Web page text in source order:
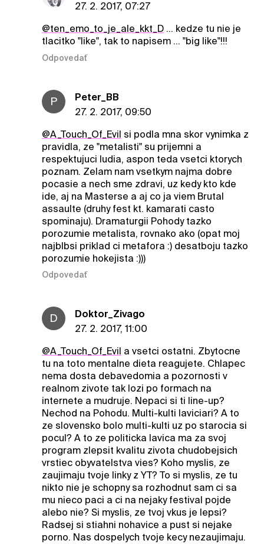
27. 2. 2017, 07:27
@ten_emo_to_je_ale_kkt_D... kedze tu nie je
tlacitko "like", tak to napisem ... "big like"!!!
Odpovedať
P
Peter_BB
27. 2. 2017, 09:50
@A_Touch_Of_Evil si podla mna skor vynimka z
pravidla, ze "metalisti" su prijemni a
respektujuci ludia, aspon teda vsetci ktorych
poznam. Zelam nam vsetkym najma dobre
pocasie a nech sme zdravi, uz kedy kto kde
ide, aj na Masterse a aj co ja viem Brutal
assaulte (druhy fest kt. kamarati casto
spominaju). Dramaturgii Pohody tazko
porozumie metalista, rovnako ako (opat moj
najblbsi priklad ci metafora :) desatboju tazko
porozumie hokejista :)))
Odpovedať
D
Doktor_Zivago
27. 2. 2017, 11:00
@A_Touch_Of_Evil a vsetci ostatni. Zbytocne
tu na toto mentalne dieta reagujete. Chlapec
nema dosta debavedomia a pozornosti v
realnom zivote tak lozi po formach na
internete a mudruje. Nepaci si ti line-up?
Nechod na Pohodu. Multi-kulti laviciari? A to
ze slovensko bolo multi-kulti uz po starocia si
pocul? A to ze politicka lavica ma za svoj
program zlepsit kvalitu zivota chudobejsich
vrstiec obyvatelstva vies? Koho myslis, ze
zaujimaju tvoje linky z YT? To si myslis, ze tu
nikto nie je schopny sa rozhodnut sam ci sa
mu nieco paci a ci na nejaky festival pojde
alebo nie? Si myslis, ze tvoj vkus je lepsi?
Radsej si stiahni nohavice a pust si nejake
porno. Nas dospelych tvoje kecy nezaujimaju.